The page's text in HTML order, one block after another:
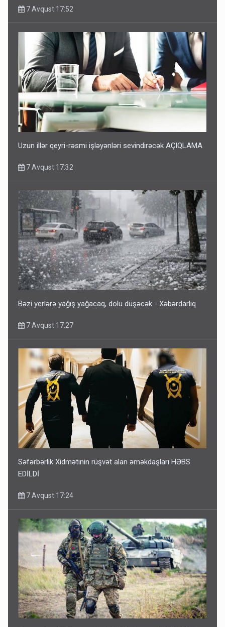
7 Avqust 17:52
Uzun illər qeyri-rəsmi işləyənləri sevindirəcək AÇIQLAMA
7 Avqust 17:32
Bəzi yerlərə yağış yağacaq, dolu düşəcək - Xəbərdarlıq
7 Avqust 17:27
Səfərbərlik Xidmətinin rüşvət alan əməkdaşları HƏBS
EDİLDİ
7 Avqust 17:24